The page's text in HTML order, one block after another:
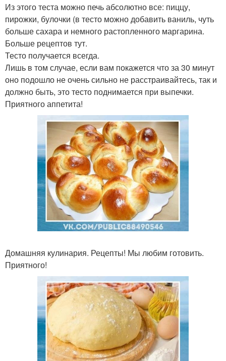
Из этого теста можно печь абсолютно все: пиццу,
пирожки, булочки (в тесто можно добавить ваниль, чуть
больше сахара и немного растопленного маргарина.
Больше рецептов тут.
Тесто получается всегда.
Лишь в том случае, если вам покажется что за 30 минут
оно подошло не очень сильно не расстраивайтесь, так и
должно быть, это тесто поднимается при выпечки.
Приятного аппетита!
Домашняя кулинария. Рецепты! Мы любим готовить.
Приятного!